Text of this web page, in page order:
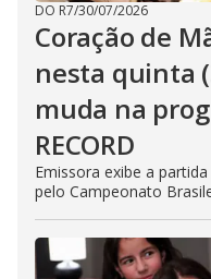
DO R7/30/07/2026
Coração de
nesta quinta
muda na
RECORD
Emissora exibe a
pelo Campeonato